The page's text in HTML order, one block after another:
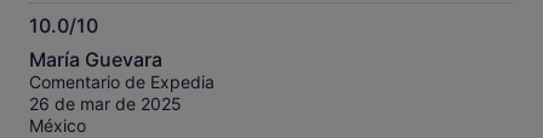
10.0/10
10.0
sobre
10
María Guevara
Comentario de Expedia
26 de mar de 2025
México